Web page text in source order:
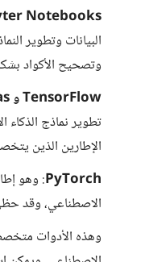
Notebooks
البيانات وتطوير
وتصحيح الأكواد
TensorFlow و Keras
تطوير نماذج
الإطارين الذين
PyTorch: وهو
الاصطناعي، وقد
وهذه الأدوات